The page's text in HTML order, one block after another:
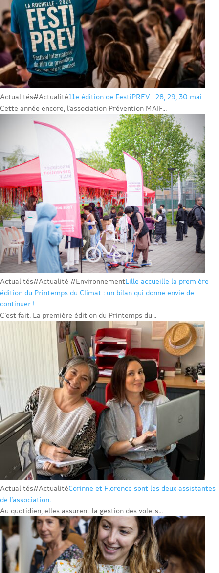
Actualités#Actualité11e édition de FestiPREV : 28, 29, 30 mai
Cette année encore, l’association Prévention MAIF...
Actualités#Actualité #EnvironnementLille accueille la première
édition du Printemps du Climat : un bilan qui donne envie de
continuer !
C’est fait. La première édition du Printemps du...
Actualités#ActualitéCorinne et Florence sont les deux assistantes
de l’association.
Au quotidien, elles assurent la gestion des volets...